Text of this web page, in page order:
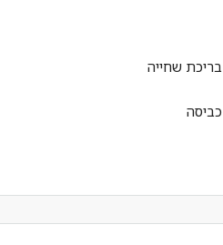
בריכת שחייה
כביסה